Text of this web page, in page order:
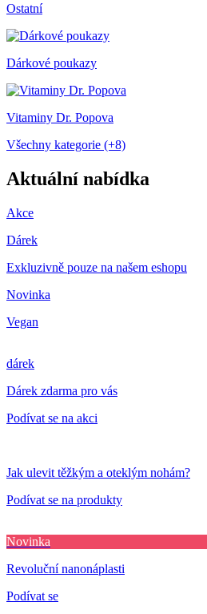
Ostatní
Dárkové poukazy
Vitaminy Dr. Popova
Všechny kategorie (+8)
Aktuální nabídka
Akce
Dárek
Exkluzivně pouze na našem eshopu
Novinka
Vegan
dárek
Dárek zdarma pro vás
Podívat se na akci
Jak ulevit těžkým a oteklým nohám?
Podívat se na produkty
Novinka
Revoluční nanonáplasti
Podívat se